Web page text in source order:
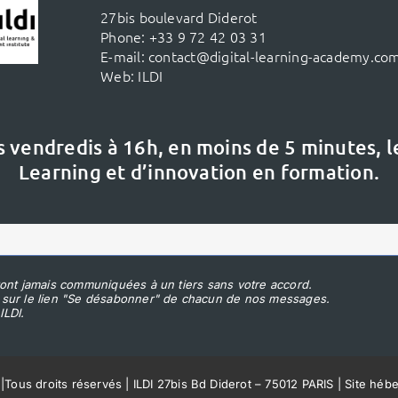
27bis boulevard Diderot
Phone: +33 9 72 42 03 31
E-mail: contact@digital-learning-
Web: ILDI
à 16h, en moins de 5 minutes,
Learning et d’innovation en formation.
jamais communiquées à un tiers sans votre accord.
le lien "Se désabonner" de chacun de nos messages.
Tous droits réservés | ILDI 27bis Bd Diderot – 75012 PARIS | Site